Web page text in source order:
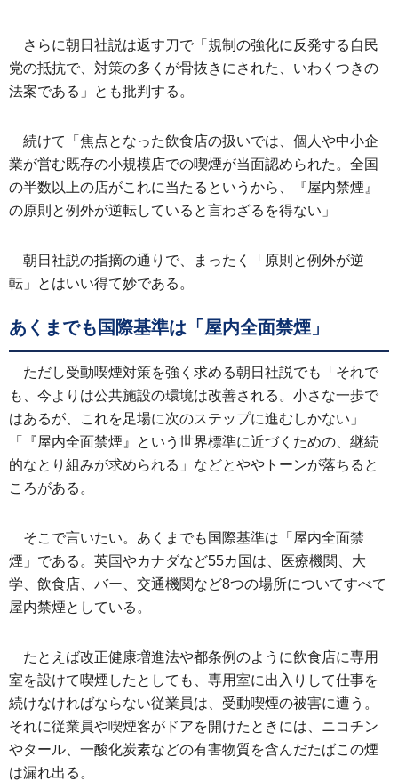
さらに朝日社説は返す刀で「規制の強化に反発する自民
党の抵抗で、対策の多くが骨抜きにされた、いわくつきの
法案である」とも批判する。
続けて「焦点となった飲食店の扱いでは、個人や中小企
業が営む既存の小規模店での喫煙が当面認められた。全国
の半数以上の店がこれに当たるというから、『屋内禁煙』
の原則と例外が逆転していると言わざるを得ない」
朝日社説の指摘の通りで、まったく「原則と例外が逆
転」とはいい得て妙である。
あくまでも国際基準は「屋内全面禁煙」
ただし受動喫煙対策を強く求める朝日社説でも「それで
も、今よりは公共施設の環境は改善される。小さな一歩で
はあるが、これを足場に次のステップに進むしかない」
「『屋内全面禁煙』という世界標準に近づくための、継続
的なとり組みが求められる」などとややトーンが落ちると
ころがある。
そこで言いたい。あくまでも国際基準は「屋内全面禁
煙」である。英国やカナダなど55カ国は、医療機関、大
学、飲食店、バー、交通機関など8つの場所についてすべて
屋内禁煙としている。
たとえば改正健康増進法や都条例のように飲食店に専用
室を設けて喫煙したとしても、専用室に出入りして仕事を
続けなければならない従業員は、受動喫煙の被害に遭う。
それに従業員や喫煙客がドアを開けたときには、ニコチン
やタール、一酸化炭素などの有害物質を含んだたばこの煙
は漏れ出る。